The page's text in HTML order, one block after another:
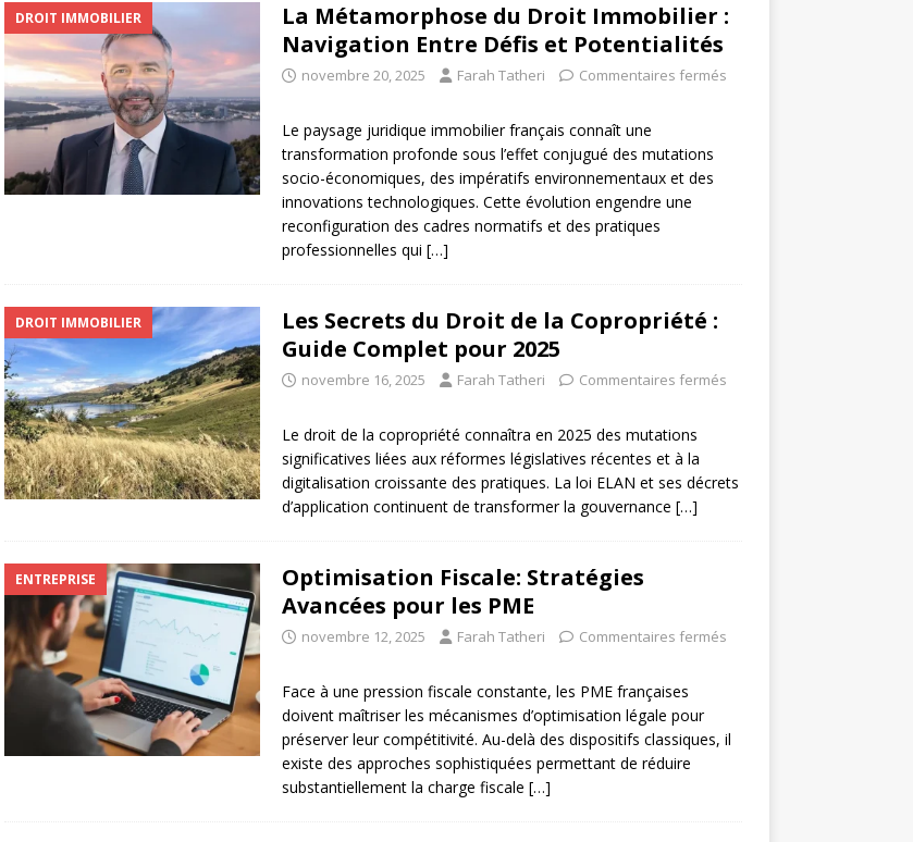
DROIT IMMOBILIER
La Métamorphose du Droit Immobilier :
Navigation Entre Défis et Potentialités
novembre 20, 2025 Farah Tatheri Commentaires fermés
Le paysage juridique immobilier français connaît une
transformation profonde sous l’effet conjugué des mutations
socio-économiques, des impératifs environnementaux et des
innovations technologiques. Cette évolution engendre une
reconfiguration des cadres normatifs et des pratiques
professionnelles qui […]
DROIT IMMOBILIER
Les Secrets du Droit de la Copropriété :
Guide Complet pour 2025
novembre 16, 2025 Farah Tatheri Commentaires fermés
Le droit de la copropriété connaîtra en 2025 des mutations
significatives liées aux réformes législatives récentes et à la
digitalisation croissante des pratiques. La loi ELAN et ses décrets
d’application continuent de transformer la gouvernance […]
ENTREPRISE
Optimisation Fiscale: Stratégies
Avancées pour les PME
novembre 12, 2025 Farah Tatheri Commentaires fermés
Face à une pression fiscale constante, les PME françaises
doivent maîtriser les mécanismes d’optimisation légale pour
préserver leur compétitivité. Au-delà des dispositifs classiques, il
existe des approches sophistiquées permettant de réduire
substantiellement la charge fiscale […]